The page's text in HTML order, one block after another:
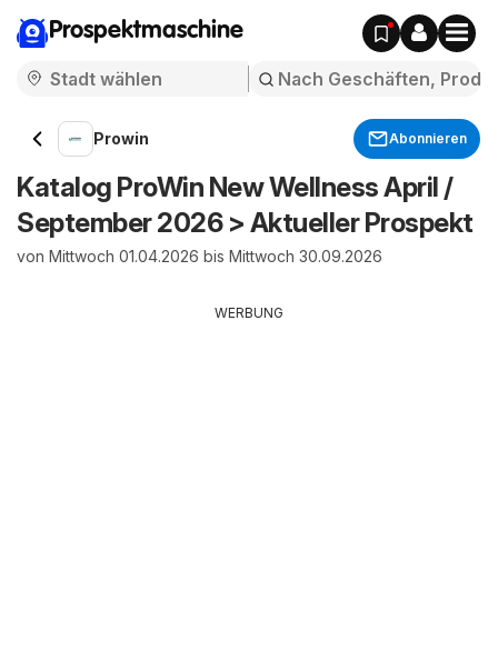
Prospektmaschine
Prowin Abonnieren
Katalog ProWin New Wellness April /
September 2026 > Aktueller Prospekt
von Mittwoch 01.04.2026 bis Mittwoch 30.09.2026
WERBUNG